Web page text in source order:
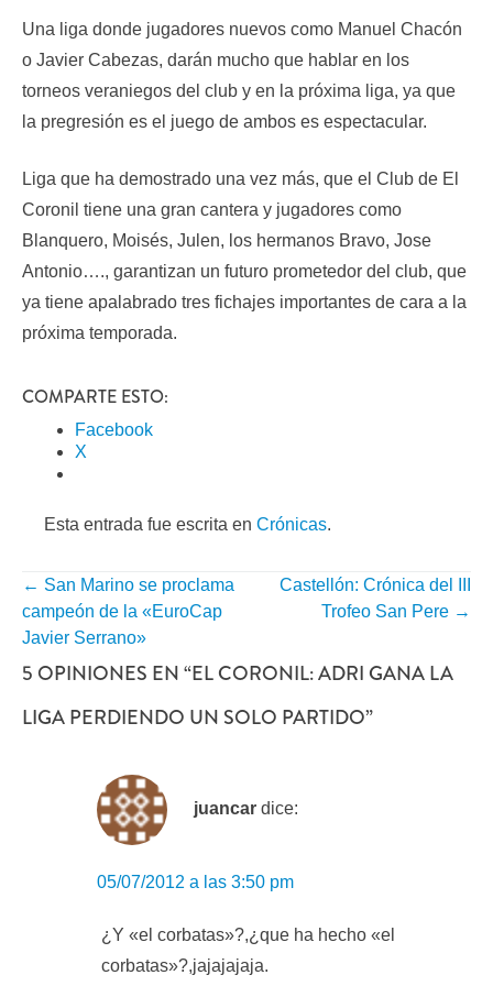
Una liga donde jugadores nuevos como Manuel Chacón
o Javier Cabezas, darán mucho que hablar en los
torneos veraniegos del club y en la próxima liga, ya que
la pregresión es el juego de ambos es espectacular.
Liga que ha demostrado una vez más, que el Club de El
Coronil tiene una gran cantera y jugadores como
Blanquero, Moisés, Julen, los hermanos Bravo, Jose
Antonio…., garantizan un futuro prometedor del club, que
ya tiene apalabrado tres fichajes importantes de cara a la
próxima temporada.
COMPARTE ESTO:
Facebook
X
Esta entrada fue escrita en Crónicas.
NAVEGACIÓN
POR
ENTRADA
← San Marino se proclama
campeón de la «EuroCap
Javier Serrano»
Castellón: Crónica del III
Trofeo San Pere →
5 OPINIONES EN “EL CORONIL: ADRI GANA LA
LIGA PERDIENDO UN SOLO PARTIDO”
juancar dice:
05/07/2012 a las 3:50 pm
¿Y «el corbatas»?,¿que ha hecho «el
corbatas»?,jajajajaja.